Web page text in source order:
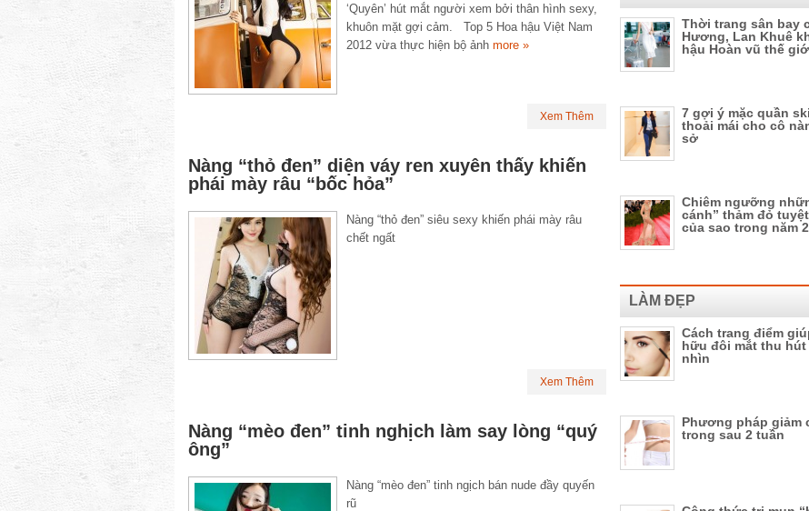
‘Quyên’ hút mắt người xem bởi thân hình sexy,
khuôn mặt gợi cảm. Top 5 Hoa hậu Việt Nam
2012 vừa thực hiện bộ ảnh more »
Xem Thêm
Nàng “thỏ đen” diện váy ren xuyên thấy khiến
phái mày râu “bốc hỏa”
Nàng “thỏ đen” siêu sexy khiến phái mày râu
chết ngất
Xem Thêm
Nàng “mèo đen” tinh nghịch làm say lòng “quý
ông”
Nàng “mèo đen” tinh ngịch bán nude đầy quyến
rũ
Thời trang sân bay
Hương, Lan Khuê
hậu Hoàn vũ thế
7 gợi ý mặc quần
thoải mái cho cô
sở
Chiêm ngưỡng
cánh” thảm đỏ
của sao trong năm
LÀM ĐẸP
Cách trang điểm
hữu đôi mắt thu hút
nhìn
Phương pháp giảm
trong sau 2 tuần